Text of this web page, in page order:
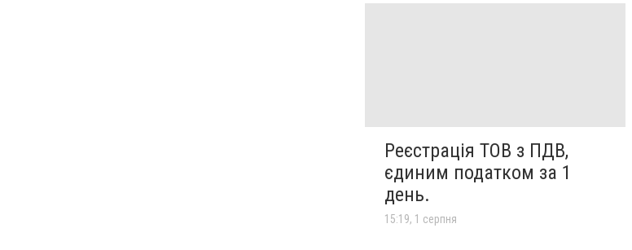
Реєстрація ТОВ з ПДВ,
єдиним податком за 1
день.
15:19, 1 серпня